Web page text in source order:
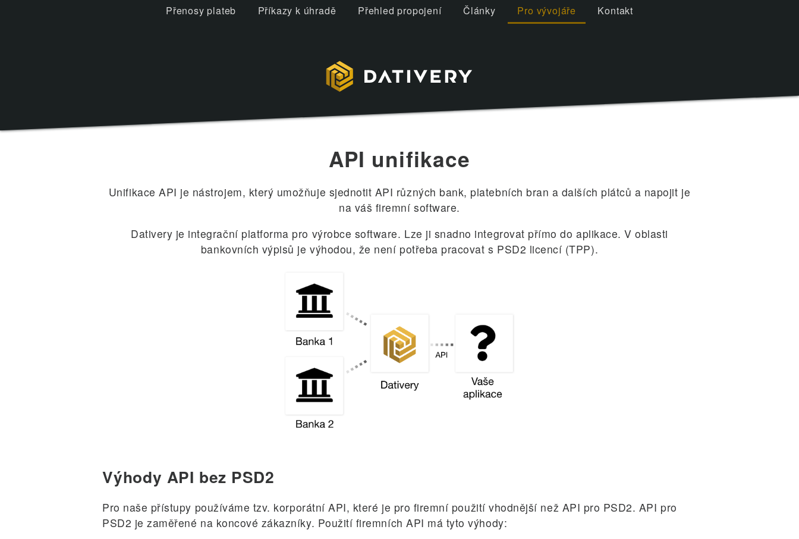
Přenosy plateb Příkazy k úhradě Přehled propojení Články Pro vývojáře Kontakt
API unifikace
Unifikace API je nástrojem, který umožňuje sjednotit API různých bank, platebních bran a dalších plátců a napojit je
na váš firemní software.
Dativery je integrační platforma pro výrobce software. Lze ji snadno integrovat přímo do aplikace. V oblasti
bankovních výpisů je výhodou, že není potřeba pracovat s PSD2 licencí (TPP).
Výhody API bez PSD2
Pro naše přístupy používáme tzv. korporátní API, které je pro firemní použití vhodnější než API pro PSD2. API pro
PSD2 je zaměřené na koncové zákazníky. Použití firemních API má tyto výhody: